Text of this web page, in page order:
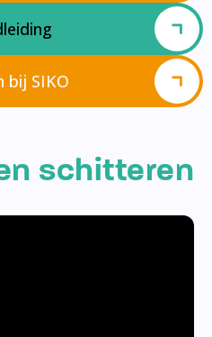
bij SIKO
schitteren